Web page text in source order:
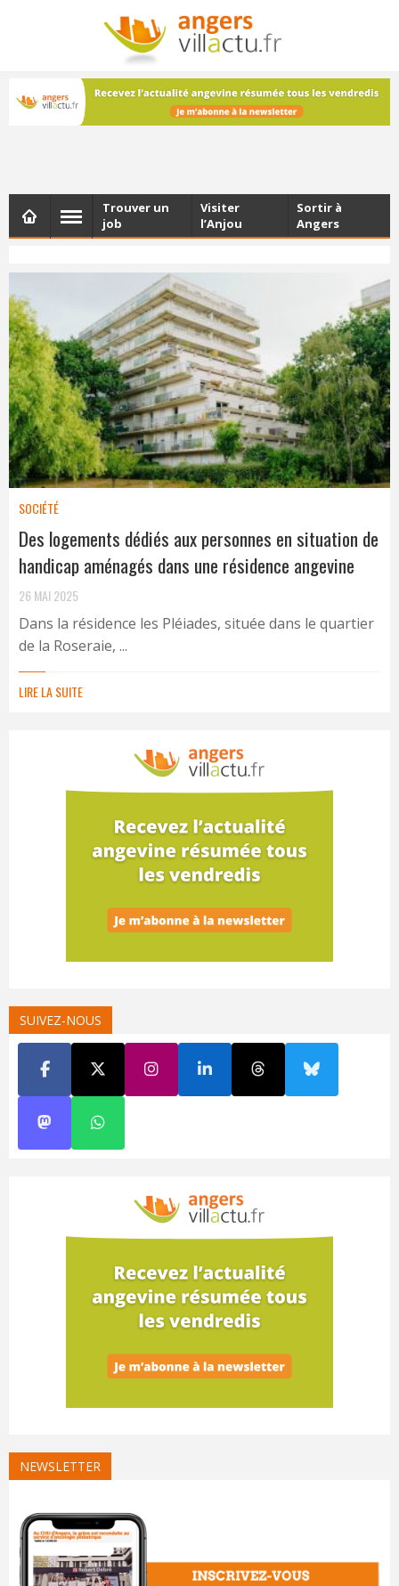
NEWSLETTER
Les dernières actualités d'Angers, chaque vendredi dans
votre boîte e-mail
Trouver un
job
Visiter
l’Anjou
Sortir à
Angers
SOCIÉTÉ
Des logements dédiés aux personnes en situation de
handicap aménagés dans une résidence angevine
26 MAI 2025
Dans la résidence les Pléiades, située dans le quartier
de la Roseraie, ...
LIRE LA SUITE
SUIVEZ-NOUS
NEWSLETTER